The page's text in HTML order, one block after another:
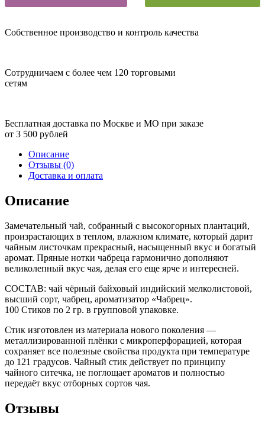
Собственное производство и контроль качества
Сотрудничаем с более чем 120 торговыми
сетям
Бесплатная доставка по Москве и МО при заказе
от 3 500 рублей
Описание
Отзывы (0)
Доставка и оплата
Описание
Замечательный чай, собранный с высокогорных плантаций,
произрастающих в теплом, влажном климате, который дарит
чайным листочкам прекрасный, насыщенный вкус и богатый
аромат. Пряные нотки чабреца гармонично дополняют
великолепный вкус чая, делая его еще ярче и интересней.
СОСТАВ: чай чёрный байховый индийский мелколистовой,
высший сорт, чабрец, ароматизатор «Чабрец».
100 Стиков по 2 гр. в групповой упаковке.
Стик изготовлен из материала нового поколения —
металлизированной плёнки с микроперфорацией, которая
сохраняет все полезные свойства продукта при температуре
до 121 градусов. Чайный стик действует по принципу
чайного ситечка, не поглощает ароматов и полностью
передаёт вкус отборных сортов чая.
Отзывы